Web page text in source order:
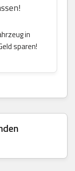
in
sparen!